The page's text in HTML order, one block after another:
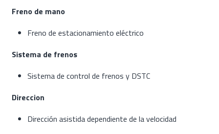
Freno de mano
Freno de estacionamiento eléctrico
Sistema de frenos
Sistema de control de frenos y DSTC
Direccion
Dirección asistida dependiente de la velocidad